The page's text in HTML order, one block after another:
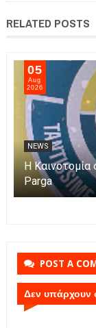
RELATED POSTS
05
Aug
2026
NEWS
Η Καινοτομία
Parga
POST A
Δεν υπάρχουν